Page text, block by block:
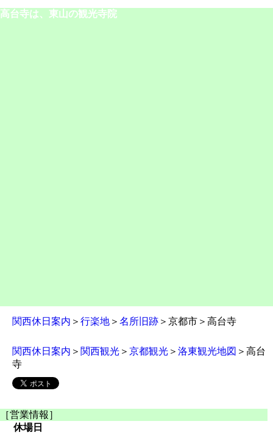
高台寺は、東山の観光寺院
関西休日案内 ＞ 行楽地 ＞ 名所旧跡 ＞京都市＞高台寺
関西休日案内 ＞ 関西観光 ＞ 京都観光 ＞ 洛東観光地図 ＞高台
寺
［営業情報］
休場日